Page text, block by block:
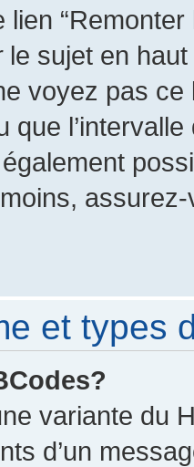
lien
le sujet en haut
voyez pas
que
et types
variante du
d’un